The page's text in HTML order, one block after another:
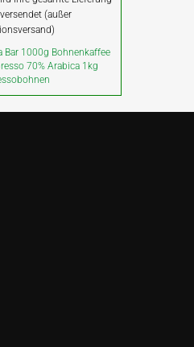
(außer
Bar 1000g Bohnenkaffee
70% Arabica 1kg